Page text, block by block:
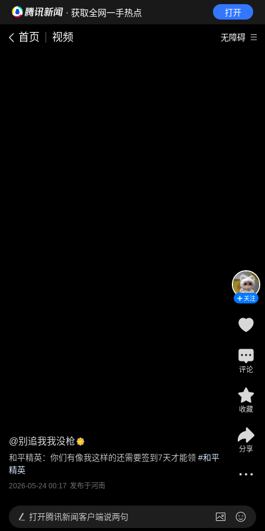
· 获取全网一手热点 打开
首页 视频 无障碍
@别追我我没枪
和平精英：你们有像我这样的还需要签到7天才能领 #和平
精英
2026-05-24 00:17 发布于河南
关注
评论
收藏
分享
打开腾讯新闻客户端说两句